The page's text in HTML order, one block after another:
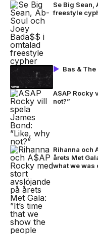
Se Big Sean,
freestyle
Bas &
ASAP Rocky
not?”
Rihanna och
årets Met
what we was